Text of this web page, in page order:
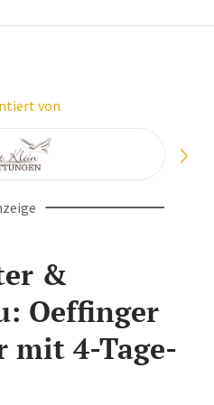
von
&
Oeffinger
mit 4-Tage-